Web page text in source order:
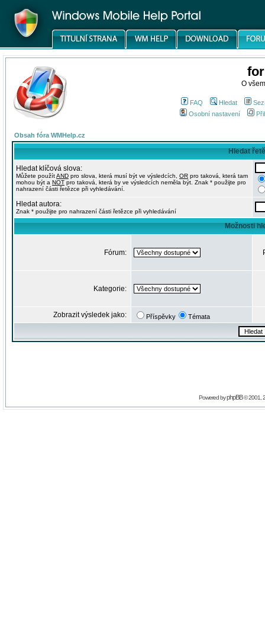
O
FAQ Hledat
Osobní nastavení
Obsah fóra WMHelp.cz
Hledat
Hledat klíčová slova:
Můžete použítAND pro slova, která musí být ve výsledcích, OR pro taková, která tam
mohou být a NOT pro taková, která by ve výsledcích neměla být. Znak * použijte pro
nahrazení části řetězce při vyhledávání.
Hledat autora:
Znak * použijte pro nahrazení části řetězce při vyhledávání
Možnosti
Fórum:
Kategorie:
Zobrazit výsledek jako: Příspěvky Témata
Powered byphpBB© 2001,